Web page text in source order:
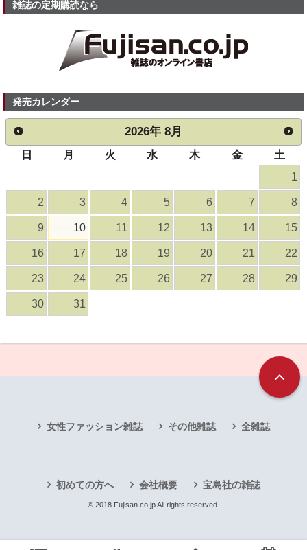
雑誌の定期購読なら
発売カレンダー
2026年 8月
日 月 火 水 木 金
土
1
2 3 4 5 6 7 8
9 10 11 12 13 14 15
16 17 18 19 20 21 22
23 24 25 26 27 28 29
30 31
女性ファッション雑誌 その他雑誌 全雑誌
初めての方へ 会社概要 宝島社の雑誌
© 2018 Fujisan.co.jp All rights reserved.